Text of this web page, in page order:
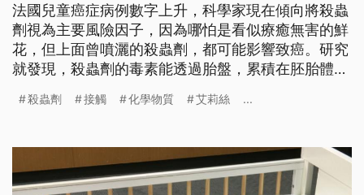
法國兒童癌症病例數字上升，科學家現在傾向將殺蟲
劑視為主要風險因子，因為哪怕是看似療癒無害的鮮
花，但上面曾噴灑的殺蟲劑，都可能影響致癌。研究
就發現，殺蟲劑的毒素能透過胎盤，累積在胚胎體
的癌症等問題。然而法國仍是歐洲殺蟲藥使用最多的
殺蟲劑 接觸 化學物質 艾莉絲 ...